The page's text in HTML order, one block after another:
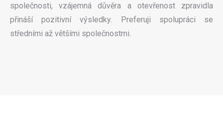
společnosti, vzájemná důvěra a otevřenost zpravidla
přináší pozitivní výsledky. Preferuji spolupráci se
středními až většími společnostmi.